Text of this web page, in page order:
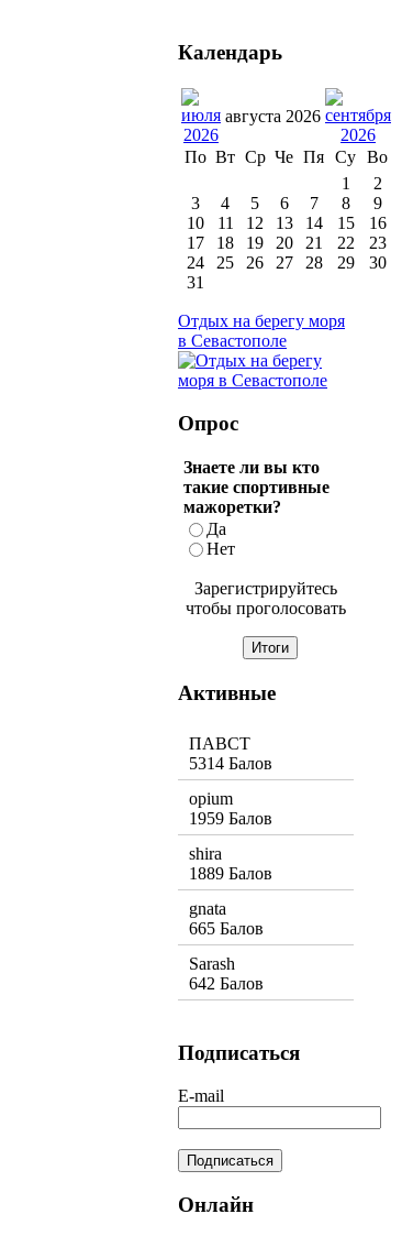
Календарь
августа 2026
По Вт Ср Че Пя Су Во
1
2
3
4 5 6 7 8
9
10
11 12 13 14 15
16
17
18 19 20 21 22
23
24
25 26 27 28 29
30
31
Отдых на берегу моря
в Севастополе
Опрос
Знаете ли вы кто
такие спортивные
мажоретки?
Да
Нет
Зарегистрируйтесь
чтобы проголосовать
Активные
ПАВСТ
5314 Балов
opium
1959 Балов
shira
1889 Балов
gnata
665 Балов
Sarash
642 Балов
Подписаться
E-mail
Онлайн